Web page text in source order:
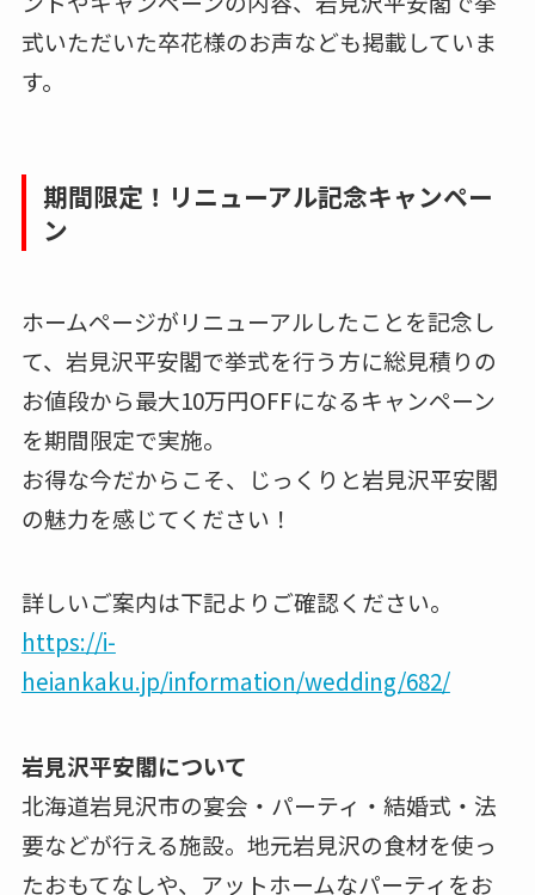
式いただいた卒花様のお声なども掲載していま
す。
期間限定！リニューアル記念キャンペー
ン
ホームページがリニューアルしたことを記念し
て、岩見沢平安閣で挙式を行う方に総見積りの
お値段から最大10万円OFFになるキャンペーン
を期間限定で実施。
お得な今だからこそ、じっくりと岩見沢平安閣
の魅力を感じてください！
詳しいご案内は下記よりご確認ください。
https://i-
heiankaku.jp/information/wedding/682/
岩見沢平安閣について
北海道岩見沢市の宴会・パーティ・結婚式・法
要などが行える施設。地元岩見沢の食材を使っ
たおもてなしや、アットホームなパーティをお